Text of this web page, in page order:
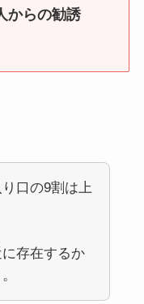
からの勧誘
口の9割は上
存在するか